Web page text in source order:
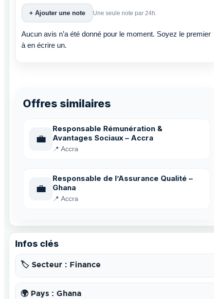
+ Ajouter une note Une seule note par 24h.
Aucun avis n’a été donné pour le moment. Soyez le premier
à en écrire un.
Offres similaires
💼
Responsable Rémunération &
Avantages Sociaux – Accra
📍 Accra
💼
Responsable de l’Assurance Qualité –
Ghana
📍 Accra
Infos clés
🏷️ Secteur : Finance
🌍 Pays : Ghana